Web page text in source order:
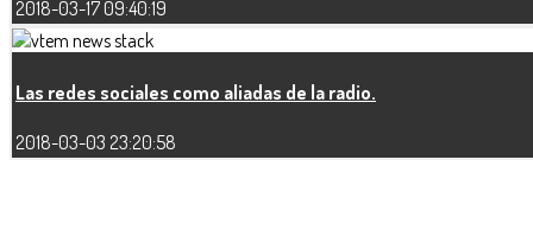
2018-03-17 09:40:19
Las redes sociales como aliadas de la radio.
2018-03-03 23:20:58